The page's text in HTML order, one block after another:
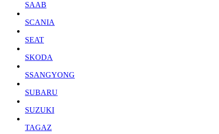
SAAB
SCANIA
SEAT
SKODA
SSANGYONG
SUBARU
SUZUKI
TAGAZ